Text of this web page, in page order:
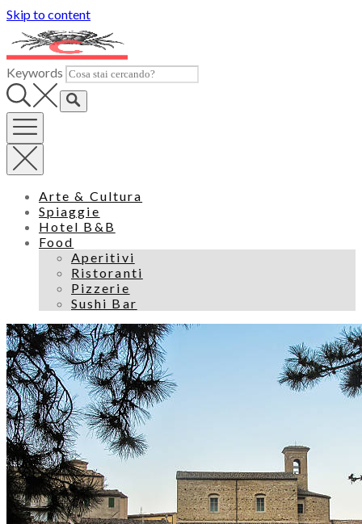
Skip to content
Keywords
Arte & Cultura
Spiaggie
Hotel B&B
Food
Aperitivi
Ristoranti
Pizzerie
Sushi Bar